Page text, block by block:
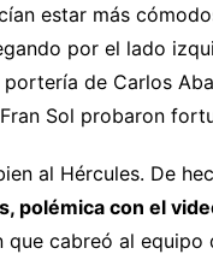
estar más
por el lado
de Carlos
Sol probaron
al Hércules. De
polémica con el
cabreó al